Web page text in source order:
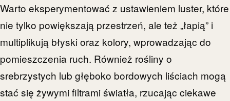
Warto eksperymentować z ustawieniem luster, które
nie tylko powiększają przestrzeń, ale też „łapią” i
multiplikują błyski oraz kolory, wprowadzając do
pomieszczenia ruch. Również rośliny o
srebrzystych lub głęboko bordowych liściach mogą
stać się żywymi filtrami światła, rzucając ciekawe